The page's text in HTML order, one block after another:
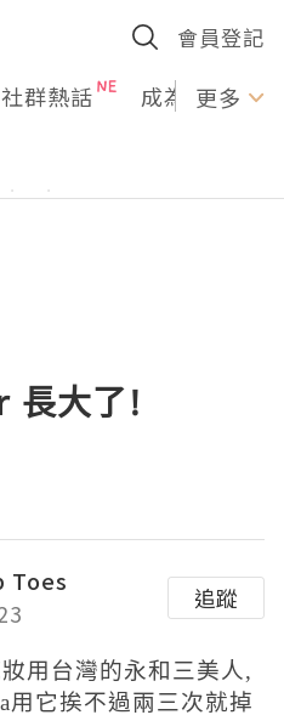
會員登記
社群熱話 成為U更多
長大了!
Toes
追蹤
用台灣的永和三美人,
用它挨不過兩三次就掉